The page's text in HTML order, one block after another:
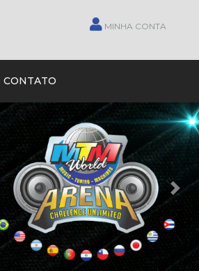
MINHA CONTA
CONTATO